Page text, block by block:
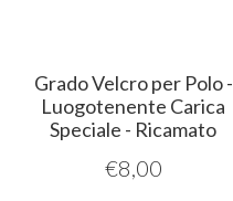
Grado Velcro per Polo -
Luogotenente Carica
Speciale - Ricamato
€8,00